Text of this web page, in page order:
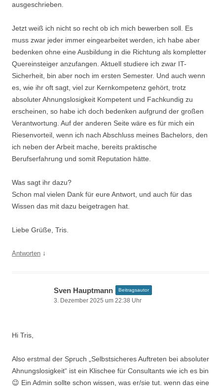
ausgeschrieben.
Jetzt weiß ich nicht so recht ob ich mich bewerben soll. Es
muss zwar jeder immer eingearbeitet werden, ich habe aber
bedenken ohne eine Ausbildung in die Richtung als kompletter
Quereinsteiger anzufangen. Aktuell studiere ich zwar IT-
Sicherheit, bin aber noch im ersten Semester. Und auch wenn
es, wie ihr oft sagt, viel zur Kernkompetenz gehört, trotz
absoluter Ahnungslosigkeit Kompetent und Fachkundig zu
erscheinen, so habe ich doch bedenken aufgrund der großen
Verantwortung. Auf der anderen Seite wäre es für mich ein
Riesenvorteil, wenn ich nach Abschluss meines Bachelors, den
ich neben der Arbeit mache, bereits praktische
Berufserfahrung und somit Reputation hätte.
Was sagt ihr dazu?
Schon mal vielen Dank für eure Antwort, und auch für das
Wissen das mit dazu beigetragen hat.
Liebe Grüße, Tris.
Antworten ↓
Sven Hauptmann Beitragsautor
3. Dezember 2025 um 22:38 Uhr
Hi Tris,
Also erstmal der Spruch „Selbstsicheres Auftreten bei absoluter
Ahnungslosigkeit“ ist ein Klischee für Consultants wie ich es bin
😉 Ein Admin sollte schon wissen, was er/sie tut. wenn das eine